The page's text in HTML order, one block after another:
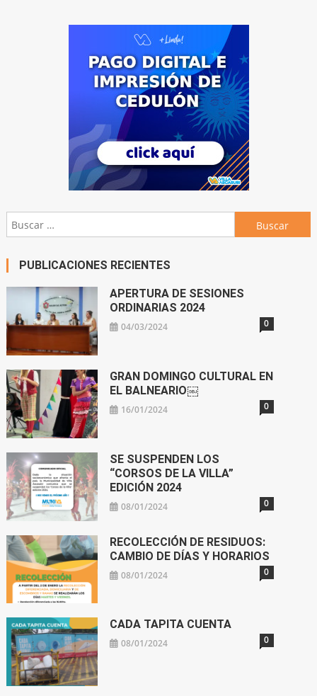
Buscar:
PUBLICACIONES RECIENTES
APERTURA DE SESIONES
ORDINARIAS 2024
04/03/2024 0
GRAN DOMINGO CULTURAL EN
EL BALNEARIO￼
16/01/2024 0
SE SUSPENDEN LOS
“CORSOS DE LA VILLA”
EDICIÓN 2024
08/01/2024 0
RECOLECCIÓN DE RESIDUOS:
CAMBIO DE DÍAS Y HORARIOS
08/01/2024 0
CADA TAPITA CUENTA
08/01/2024 0